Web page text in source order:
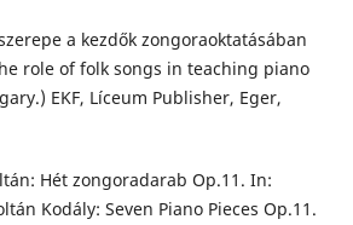
a kezdők zongoraoktatásában
role of folk songs in teaching piano
EKF, Líceum Publisher, Eger,
Hét zongoradarab Op.11. In:
Kodály: Seven Piano Pieces Op.11.